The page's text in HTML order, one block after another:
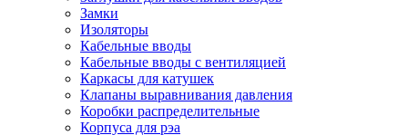
Замки
Изоляторы
Кабельные вводы
Кабельные вводы с вентиляцией
Каркасы для катушек
Клапаны выравнивания давления
Коробки распределительные
Корпуса для рэа